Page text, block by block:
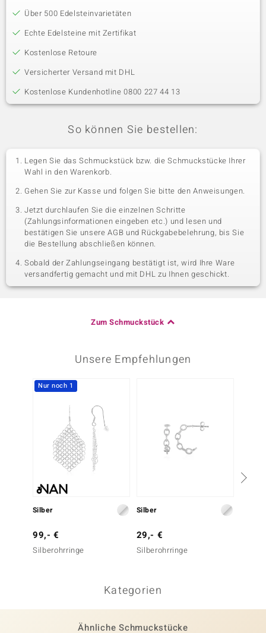
Über 500 Edelsteinvarietäten
Echte Edelsteine mit Zertifikat
Kostenlose Retoure
Versicherter Versand mit DHL
Kostenlose Kundenhotline 0800 227 44 13
So können Sie bestellen:
Legen Sie das Schmuckstück bzw. die Schmuckstücke Ihrer
Wahl in den Warenkorb.
Gehen Sie zur Kasse und folgen Sie bitte den Anweisungen.
Jetzt durchlaufen Sie die einzelnen Schritte
(Zahlungsinformationen eingeben etc.) und lesen und
bestätigen Sie unsere AGB und Rückgabebelehrung, bis Sie
die Bestellung abschließen können.
Sobald der Zahlungseingang bestätigt ist, wird Ihre Ware
versandfertig gemacht und mit DHL zu Ihnen geschickt.
Zum Schmuckstück
Unsere Empfehlungen
Nur noch 1
Silber
99,- €
Silberohrringe
Silber
29,- €
Silberohrringe
Kategorien
Ähnliche Schmuckstücke